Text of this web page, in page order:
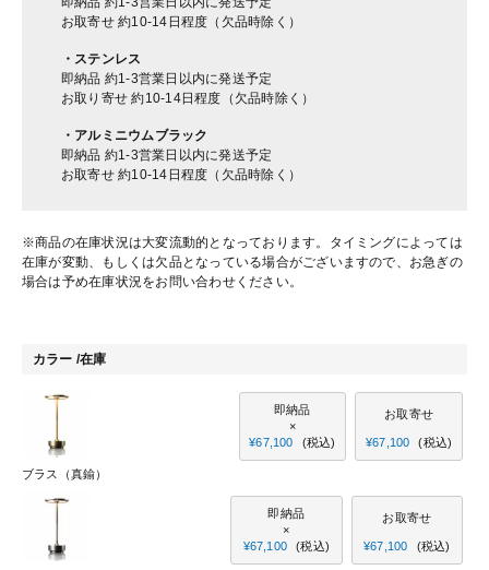
お取寄せ 約10-14日程度（欠品時除く）
・ステンレス
即納品 約1-3営業日以内に発送予定
お取り寄せ 約10-14日程度（欠品時除く）
・アルミニウムブラック
即納品 約1-3営業日以内に発送予定
お取寄せ 約10-14日程度（欠品時除く）
※商品の在庫状況は大変流動的となっております。タイミングによっては
在庫が変動、もしくは欠品となっている場合がございますので、お急ぎの
場合は予め在庫状況をお問い合わせください。
カラー 在庫
ブラス（真鍮）
即納品
×
¥67,100 税込
お取寄せ
¥67,100 税込
即納品
×
¥67,100 税込
お取寄せ
¥67,100 税込